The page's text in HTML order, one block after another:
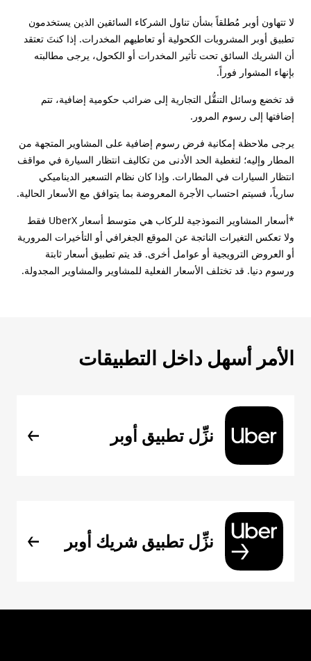
لا تتهاون أوبر مُطلقاً بشأن تناول الشركاء السائقين الذين يستخدمون
تطبيق أوبر المشروبات الكحولية أو تعاطيهم المخدرات. إذا كنتَ تعتقد
أن الشريك السائق تحت تأثير المخدرات أو الكحول، يرجى مطالبته
بإنهاء المشوار فوراً.
قد تخضع وسائل التنقُّل التجارية إلى ضرائب حكومية إضافية، تتم
إضافتها إلى رسوم المرور.
يرجى ملاحظة إمكانية فرض رسوم إضافية على المشاوير المتجهة من
المطار وإليه؛ لتغطية الحد الأدنى من تكاليف انتظار السيارة في مواقف
انتظار السيارات في المطارات. وإذا كان نظام التسعير الديناميكي
سارياً، فسيتم احتساب الأجرة المعروضة بما يتوافق مع الأسعار الحالية.
*أسعار المشاوير النموذجية للركاب هي متوسط أسعار UberX فقط
ولا تعكس التغيرات الناتجة عن الموقع الجغرافي أو التأخيرات المرورية
أو العروض الترويجية أو عوامل أخرى. قد يتم تطبيق أسعار ثابتة
ورسوم دنيا. قد تختلف الأسعار الفعلية للمشاوير والمشاوير المجدولة.
الأمر أسهل داخل التطبيقات
نزِّل تطبيق أوبر
نزِّل تطبيق شريك أوبر